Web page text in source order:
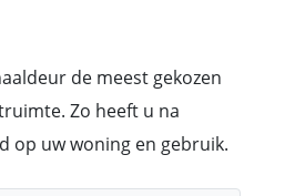
de meest gekozen
Zo heeft u na
op uw woning en gebruik.